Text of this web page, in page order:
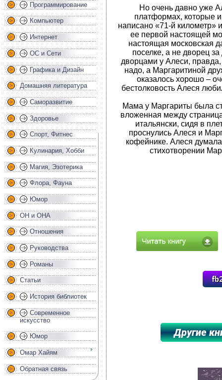
Программирование
Компьютер
Интернет
ОС и Сети
Графика и Дизайн
Домашняя литература
Саморазвитие
Здоровье
Спорт, Фитнес
Кулинария, Хобби
Магия, Эзотерика
Флора, Фауна
Юмор
ОН и ОНА
Отношения
Руководства
Романы
Статьи
История библиотек
Современное
искусство
Юмор
Омар Хайям
Обратная связь
Но очень давно уже
платформах, которые
написано «71-й километр»
ее первой настоящей
настоящая московская
поселке, а не дворец
дворцами у Алеси,
надо, а Маргаритиной
оказалось хорошо –
бестолковость Алеся
Мама у Маргариты была
вложенная между
итальянски, сидя в
проснулись Алеся и
кофейнике. Алеся
стихотворении